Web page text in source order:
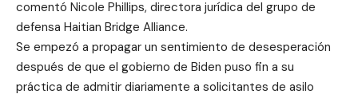
comentó Nicole Phillips, directora jurídica del grupo de
defensa Haitian Bridge Alliance.
Se empezó a propagar un sentimiento de desesperación
después de que el gobierno de Biden puso fin a su
práctica de admitir diariamente a solicitantes de asilo